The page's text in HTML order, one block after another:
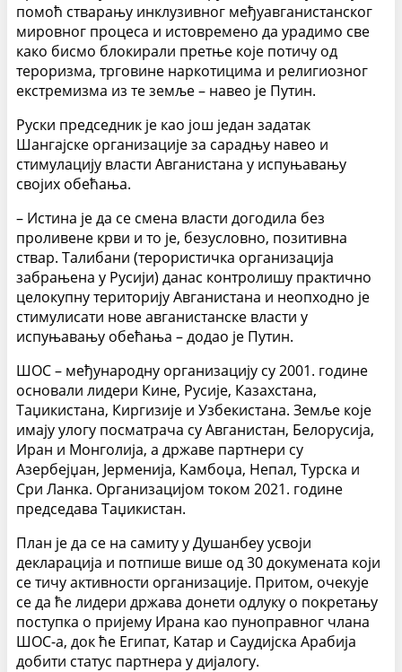
помоћ стварању инклузивног међуавганистанског
мировног процеса и истовремено да урадимо све
како бисмо блокирали претње које потичу од
тероризма, трговине наркотицима и религиозног
екстремизма из те земље – навео је Путин.
Руски председник је као још један задатак
Шангајске организације за сарадњу навео и
стимулацију власти Авганистана у испуњавању
својих обећања.
– Истина је да се смена власти догодила без
проливене крви и то је, безусловно, позитивна
ствар. Талибани (терористичка организација
забрањена у Русији) данас контролишу практично
целокупну територију Авганистана и неопходно је
стимулисати нове авганистанске власти у
испуњавању обећања – додао је Путин.
ШОС – међународну организацију су 2001. године
основали лидери Кине, Русије, Казахстана,
Таџикистана, Киргизије и Узбекистана. Земље које
имају улогу посматрача су Авганистан, Белорусија,
Иран и Монголија, а државе партнери су
Азербејџан, Јерменија, Камбоџа, Непал, Турска и
Сри Ланка. Организацијом током 2021. године
председава Таџикистан.
План је да се на самиту у Душанбеу усвоји
декларација и потпише више од 30 докумената који
се тичу активности организације. Притом, очекује
се да ће лидери држава донети одлуку о покретању
поступка о пријему Ирана као пуноправног члана
ШОС-а, док ће Египат, Катар и Саудијска Арабија
добити статус партнера у дијалогу.